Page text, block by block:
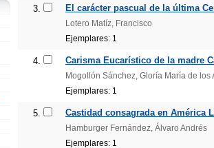
3. El carácter pascual de la última
Lotero Matíz, Francisco
Ejemplares: 1
4. Carisma Eucarístico de la madre
Mogollón Sánchez, Gloría María de los
Ejemplares: 1
5. Castidad consagrada en América
Hamburger Fernández, Álvaro Andrés
Ejemplares: 1